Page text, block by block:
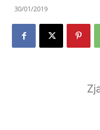
30/01/2019